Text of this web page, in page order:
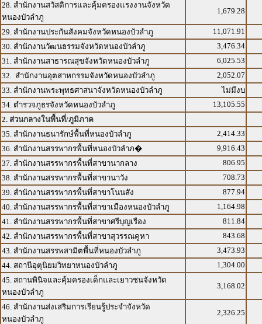
28. สำนักงานสวัสดิการและคุ้มครองแรงงานจังหวัด
หนองบัวลำภู
1,679.28
29. สำนักงานประกันสังคมจังหวัดหนองบัวลำภู
11,071.91
30. สำนักงานวัฒนธรรมจังหวัดหนองบัวลำภู
3,476.34
31. สำนักงานสาธารณสุขจังหวัดหนองบัวลำภู
6,025.53
32. สำนักงานอุตสาหกรรมจังหวัดหนองบัวลำภู
2,052.07
33. สำนักงานพระพุทธศาสนาจังหวัดหนองบัวลำภู
ไม่มีงบ
34. ตำรวจภูธรจังหวัดหนองบัวลำภู
13,105.55
2. ส่วนกลางในพื้นที่/ภูมิภาค
35. สำนักงานธนารักษ์พื้นที่หนองบัวลำภู
2,414.33
36. สำนักงานสรรพากรพื้นที่หนองบัวลำภ�
9,916.43
37. สำนักงานสรรพากรพื้นที่สาขานากลาง
806.95
38. สำนักงานสรรพากรพื้นที่สาขานาวัง
708.73
39. สำนักงานสรรพากรพื้นที่สาขาโนนสัง
877.94
40. สำนักงานสรรพากรพื้นที่สาขาเมืองหนองบัวลำภู
1,164.98
41. สำนักงานสรรพากรพื้นที่สาขาศรีบุญเรือง
811.84
42. สำนักงานสรรพากรพื้นที่สาขาสุวรรณคูหา
843.68
43. สำนักงานสรรพสามิตพื้นที่หนองบัวลำภู
3,473.93
44. สถานีอุตุนิยมวิทยาหนองบัวลำภู
1,304.00
45. สถานพินิจและคุ้มครองเด็กและเยาวชนจังหวัด
หนองบัวลำภู
3,168.02
46. สำนักงานส่งเสริมการเรียนรู้ประจำจังหวัด
หนองบัวลำภู
2,326.25